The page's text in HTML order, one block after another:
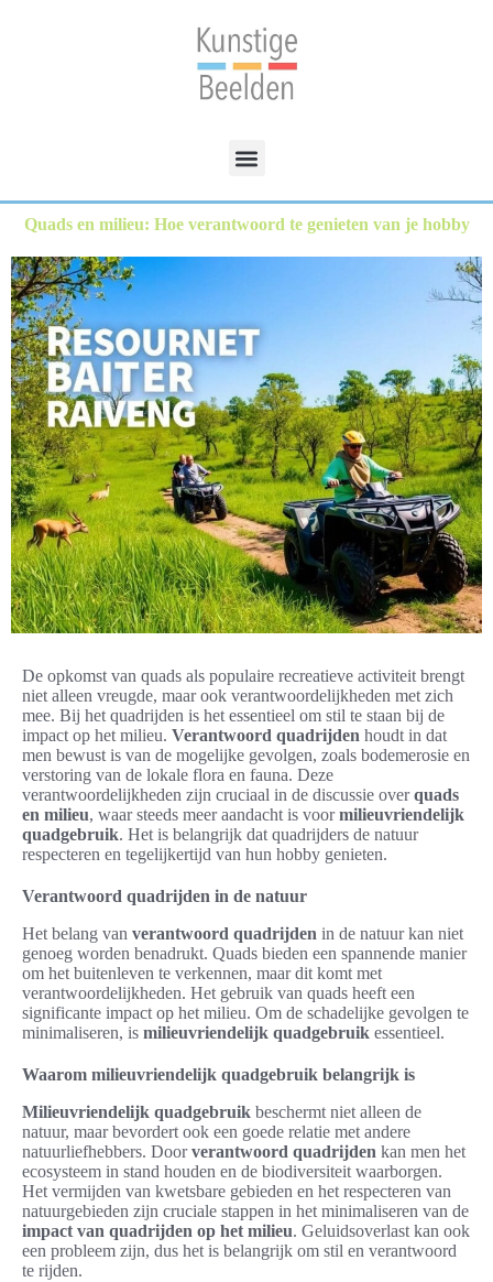
Quads en milieu: Hoe verantwoord te genieten van je hobby
De opkomst van quads als populaire recreatieve activiteit brengt
niet alleen vreugde, maar ook verantwoordelijkheden met zich
mee. Bij het quadrijden is het essentieel om stil te staan bij de
impact op het milieu. Verantwoord quadrijden houdt in dat
men bewust is van de mogelijke gevolgen, zoals bodemerosie en
verstoring van de lokale flora en fauna. Deze
verantwoordelijkheden zijn cruciaal in de discussie overquads
en milieu, waar steeds meer aandacht is voormilieuvriendelijk
quadgebruik. Het is belangrijk dat quadrijders de natuur
respecteren en tegelijkertijd van hun hobby genieten.
Verantwoord quadrijden in de natuur
Het belang van verantwoord quadrijden in de natuur kan niet
genoeg worden benadrukt. Quads bieden een spannende manier
om het buitenleven te verkennen, maar dit komt met
verantwoordelijkheden. Het gebruik van quads heeft een
significante impact op het milieu. Om de schadelijke gevolgen te
minimaliseren, is milieuvriendelijk quadgebruik essentieel.
Waarom milieuvriendelijk quadgebruik belangrijk is
Milieuvriendelijk quadgebruik beschermt niet alleen de
natuur, maar bevordert ook een goede relatie met andere
natuurliefhebbers. Doorverantwoord quadrijden kan men het
ecosysteem in stand houden en de biodiversiteit waarborgen.
Het vermijden van kwetsbare gebieden en het respecteren van
natuurgebieden zijn cruciale stappen in het minimaliseren van de
impact van quadrijden op het milieu. Geluidsoverlast kan ook
een probleem zijn, dus het is belangrijk om stil en verantwoord
te rijden.